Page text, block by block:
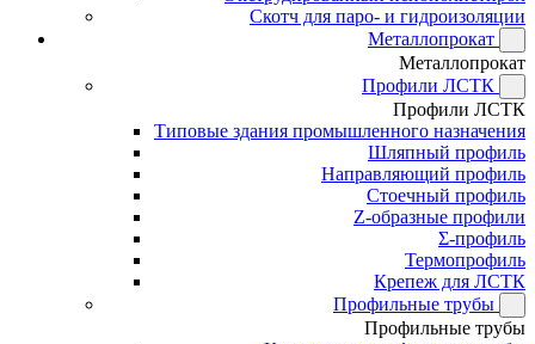
Скотч для паро- и гидроизоляции
Металлопрокат
Металлопрокат
Профили ЛСТК
Профили ЛСТК
Типовые здания промышленного назначения
Шляпный профиль
Направляющий профиль
Стоечный профиль
Z-образные профили
Σ-профиль
Термопрофиль
Крепеж для ЛСТК
Профильные трубы
Профильные трубы